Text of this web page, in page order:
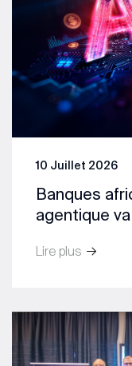
10 Juillet 2026
Banques
agentique
Lire plus